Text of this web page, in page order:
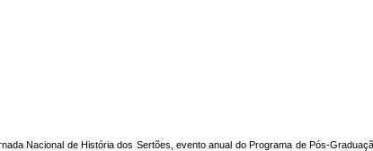
Nacional de História dos Sertões, evento anual do Programa de Pós-